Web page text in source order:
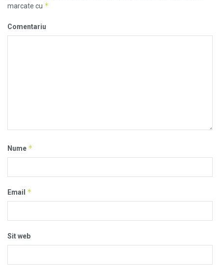
marcate cu *
Comentariu
Nume *
Email *
Sit web